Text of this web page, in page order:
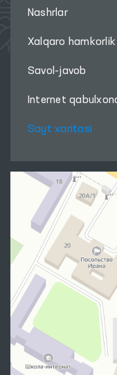
Nashrlar
Xalqaro hamkorlik
Savol-javob
Internet
Sayt xaritasi